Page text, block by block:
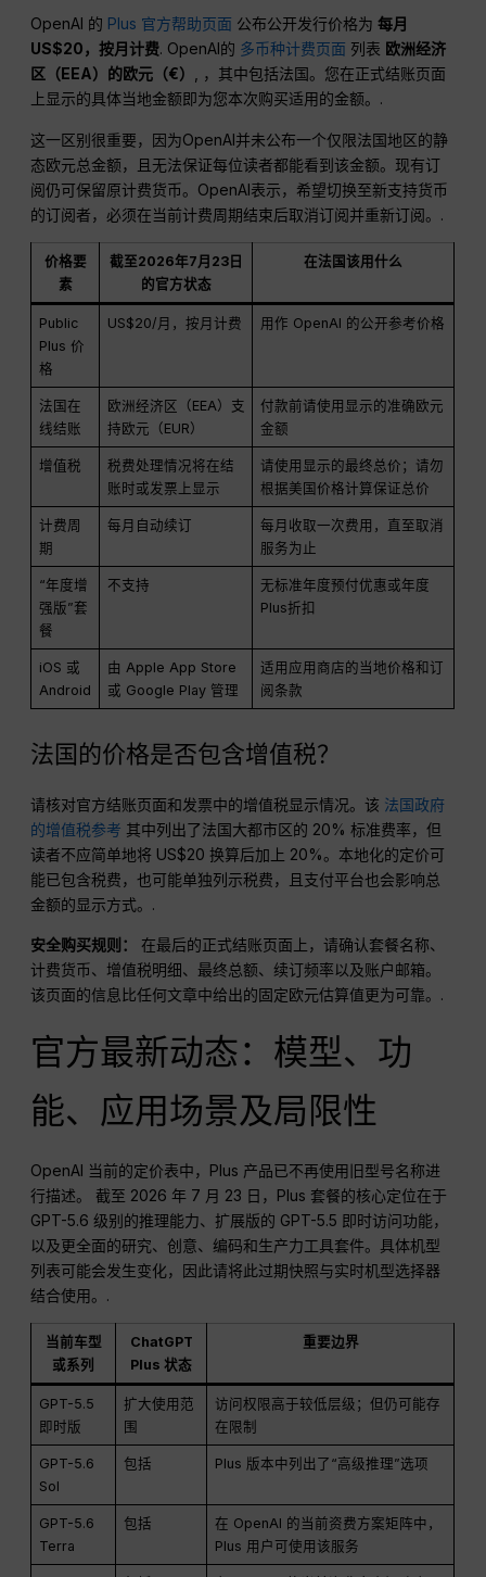
OpenAI 的 Plus 官方帮助页面 公布公开发行价格为每月
US$20，按月计费. OpenAI的 多币种计费页面 列表 欧洲经济
区（EEA）的欧元（€）
, ，其中包括法国。您在正式结账页面
上显示的具体当地金额即为您本次购买适用的金额。.
这一区别很重要，因为OpenAI并未公布一个仅限法国地区的静
态欧元总金额，且无法保证每位读者都能看到该金额。现有订
阅仍可保留原计费货币。OpenAI表示，希望切换至新支持货币
的订阅者，必须在当前计费周期结束后取消订阅并重新订阅。.
价格要
素
截至2026年7月23日
的官方状态
在法国该用什么
Public
Plus 价
格
US$20/月，按月计费 用作 OpenAI 的公开参考价格
法国在
线结账
欧洲经济区（EEA）支
持欧元（EUR）
付款前请使用显示的准确欧元
金额
增值税
税费处理情况将在结
账时或发票上显示
请使用显示的最终总价；请勿
根据美国价格计算保证总价
计费周
期
每月自动续订
每月收取一次费用，直至取消
服务为止
“年度增
强版”套
餐
不支持
无标准年度预付优惠或年度
Plus折扣
iOS 或
Android
由 Apple App Store
或 Google Play 管理
适用应用商店的当地价格和订
阅条款
法国的价格是否包含增值税？
请核对官方结账页面和发票中的增值税显示情况。该 法国政府
的增值税参考 其中列出了法国大都市区的 20% 标准费率，但
读者不应简单地将 US$20 换算后加上 20%。本地化的定价可
能已包含税费，也可能单独列示税费，且支付平台也会影响总
金额的显示方式。.
安全购买规则：
在最后的正式结账页面上，请确认套餐名称、
计费货币、增值税明细、最终总额、续订频率以及账户邮箱。
该页面的信息比任何文章中给出的固定欧元估算值更为可靠。.
官方最新动态：模型、功
能、应用场景及局限性
OpenAI 当前的定价表中，Plus 产品已不再使用旧型号名称进
行描述。 截至 2026 年 7 月 23 日，Plus 套餐的核心定位在于
GPT-5.6 级别的推理能力、扩展版的 GPT-5.5 即时访问功能，
以及更全面的研究、创意、编码和生产力工具套件。具体机型
列表可能会发生变化，因此请将此过期快照与实时机型选择器
结合使用。.
当前车型
或系列
ChatGPT
Plus 状态
重要边界
GPT-5.5
即时版
扩大使用范
围
访问权限高于较低层级；但仍可能存
在限制
GPT-5.6
Sol
包括 Plus 版本中列出了“高级推理”选项
GPT-5.6
Terra
包括
在 OpenAI 的当前资费方案矩阵中，
Plus 用户可使用该服务